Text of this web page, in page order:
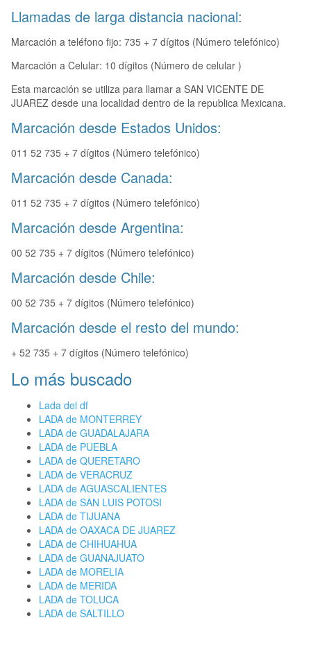
Llamadas de larga distancia nacional:
Marcación a teléfono fijo: 735 + 7 dígitos (Número telefónico)
Marcación a Celular: 10 dígitos (Número de celular )
Esta marcación se utiliza para llamar a SAN VICENTE DE
JUAREZ desde una localidad dentro de la republica Mexicana.
Marcación desde Estados Unidos:
011 52 735 + 7 dígitos (Número telefónico)
Marcación desde Canada:
011 52 735 + 7 dígitos (Número telefónico)
Marcación desde Argentina:
00 52 735 + 7 dígitos (Número telefónico)
Marcación desde Chile:
00 52 735 + 7 dígitos (Número telefónico)
Marcación desde el resto del mundo:
+ 52 735 + 7 dígitos (Número telefónico)
Lo más buscado
Lada del df
LADA de MONTERREY
LADA de GUADALAJARA
LADA de PUEBLA
LADA de QUERETARO
LADA de VERACRUZ
LADA de AGUASCALIENTES
LADA de SAN LUIS POTOSI
LADA de TIJUANA
LADA de OAXACA DE JUAREZ
LADA de CHIHUAHUA
LADA de GUANAJUATO
LADA de MORELIA
LADA de MERIDA
LADA de TOLUCA
LADA de SALTILLO